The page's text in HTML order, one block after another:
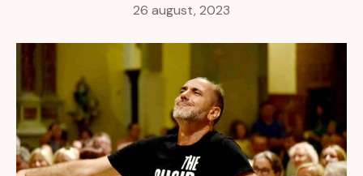
26 august, 2023